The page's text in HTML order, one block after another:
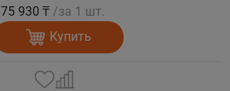
75 930 ₸ /за 1 шт.
Купить